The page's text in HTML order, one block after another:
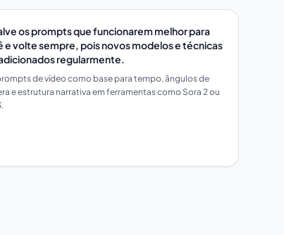
os prompts que funcionarem melhor para
e volte sempre, pois novos modelos e técnicas
regularmente.
de vídeo como base para tempo, ângulos de
e estrutura narrativa em ferramentas como Sora 2 ou